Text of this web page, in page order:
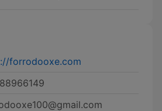
forrodooxe.com